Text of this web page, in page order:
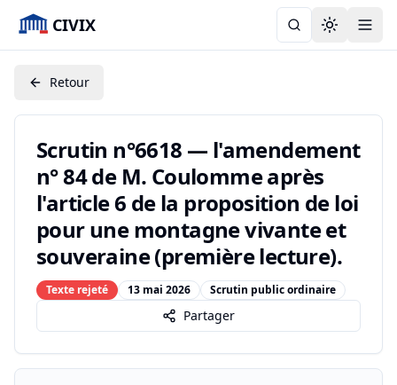
CIVIX Toggle
Retour
Scrutin n°6618 — l'amendement
n° 84 de M. Coulomme après
l'article 6 de la proposition de loi
pour une montagne vivante et
souveraine (première lecture).
Texte rejeté 13 mai 2026 Scrutin public ordinaire
Partager